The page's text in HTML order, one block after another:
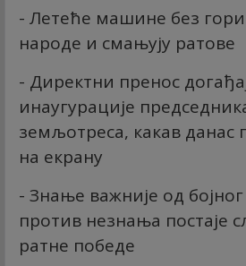
- Летеће машине без
народе и смањују ратове
- Директни пренос
инаугурације
земљотреса, какав данас
на екрану
- Знање важније од
против незнања постаје
ратне победе